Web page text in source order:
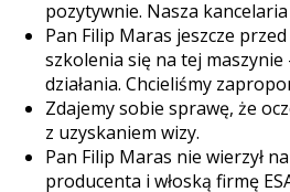
pozytywnie. Nasza
Pan Filip Maras jeszcze
szkolenia się na tej maszynie
działania. Chcieliśmy
Zdajemy sobie sprawę, że
z uzyskaniem wizy.
Pan Filip Maras nie wierzył
producenta i włoską firmę